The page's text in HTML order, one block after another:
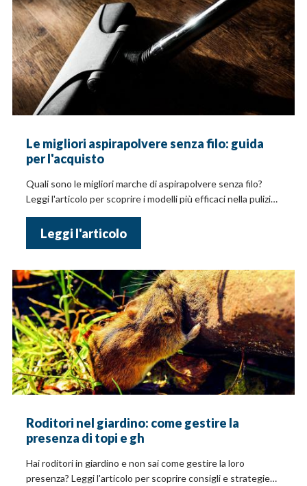
Le migliori aspirapolvere senza filo: guida
per l'acquisto
Quali sono le migliori marche di aspirapolvere senza filo?
Leggi l'articolo per scoprire i modelli più efficaci nella pulizia
Leggi l'articolo
Roditori nel giardino: come gestire la
presenza di topi e gh
Hai roditori in giardino e non sai come gestire la loro
presenza? Leggi l'articolo per scoprire consigli e strategie